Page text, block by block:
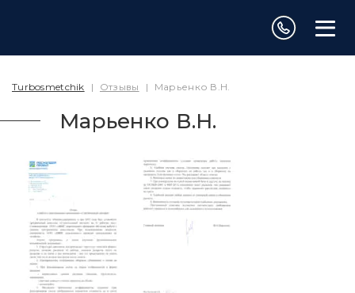
Turbosmetchik | Отзывы | Марьенко В.Н.
Марьенко В.Н.